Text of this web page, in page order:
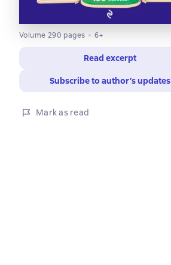
Volume 290 pages 6+
Read excerpt
Subscribe to author’s updates
Mark as read